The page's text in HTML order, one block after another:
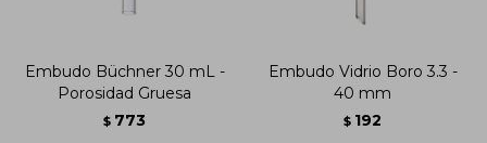
Embudo Büchner 30 mL -
Porosidad Gruesa
$ 773
Embudo Vidrio Boro 3.3 -
40 mm
$ 192